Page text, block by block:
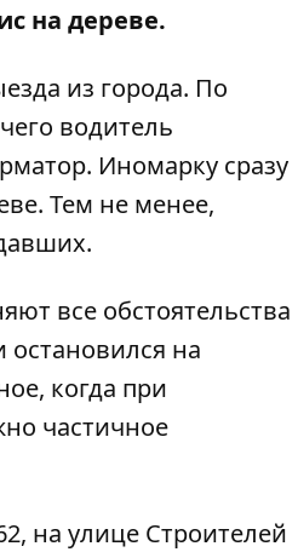
на дереве.
из города. По
водитель
. Иномарку сразу
Тем не менее,
все обстоятельства
на
когда при
частичное
на улице Строителей